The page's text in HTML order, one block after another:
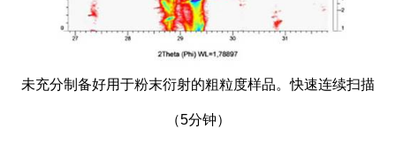
未充分制备好用于粉末衍射的粗粒度样品。快速连续扫描
（5分钟）